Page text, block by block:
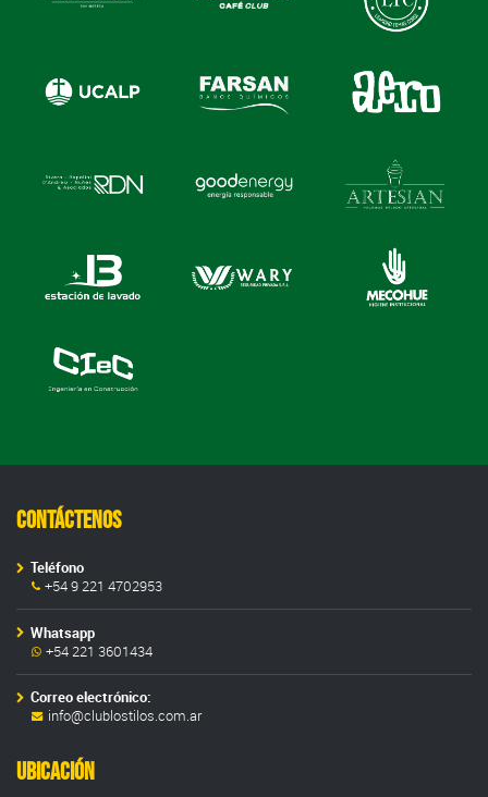
Contáctenos
Teléfono
+54 9 221 4702953
Whatsapp
+54 221 3601434
Correo electrónico:
info@clublostilos.com.ar
Ubicación